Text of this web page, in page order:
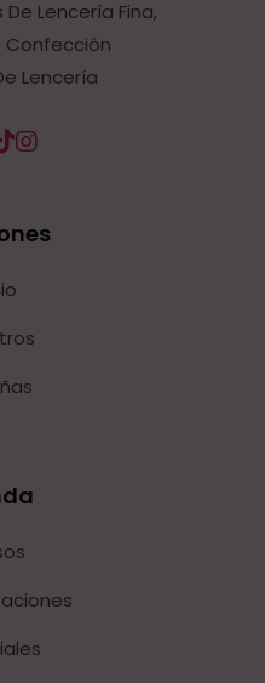
Lencería Fina,
Confección
Lencería